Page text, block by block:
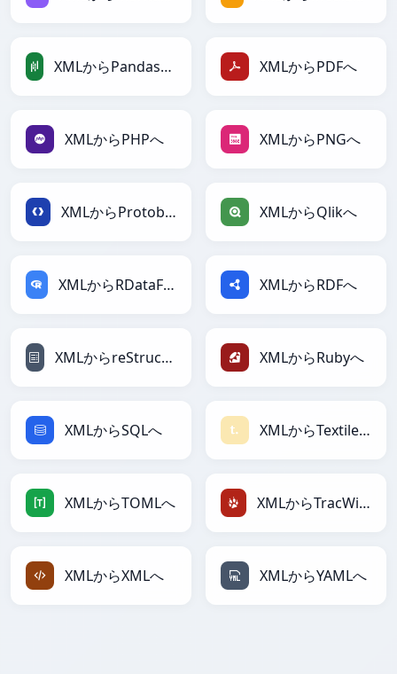
XMLからPandasDataFrameへ XMLからPDFへ
XMLからPHPへ XMLからPNGへ
XMLからProtobufへ XMLからQlikへ
XMLからRDataFrameへ XMLからRDFへ
XMLからreStructuredTextへ XMLからRubyへ
XMLからSQLへ XMLからTextileへ
XMLからTOMLへ XMLからTracWikiへ
XMLからXMLへ XMLからYAMLへ